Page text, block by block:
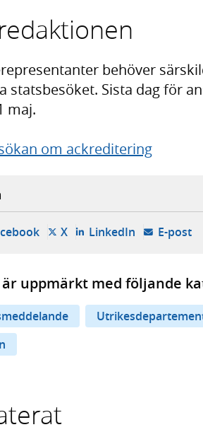
behöver
statsbesöket. Sista dag för
maj.
om ackreditering
- öppnas i ny flik, extern
X- öppnas i ny flik, extern
LinkedIn- öppnas i
E-post-
är uppmärkt med följande